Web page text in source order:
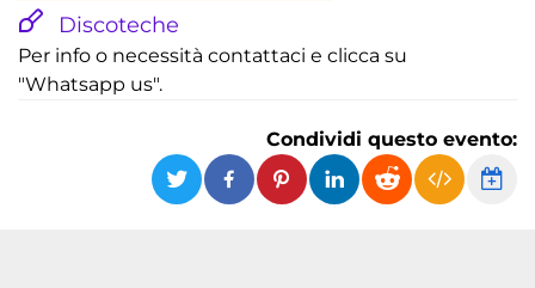
Discoteche
Per info o necessità contattaci e clicca su
"Whatsapp us".
Condividi questo evento: